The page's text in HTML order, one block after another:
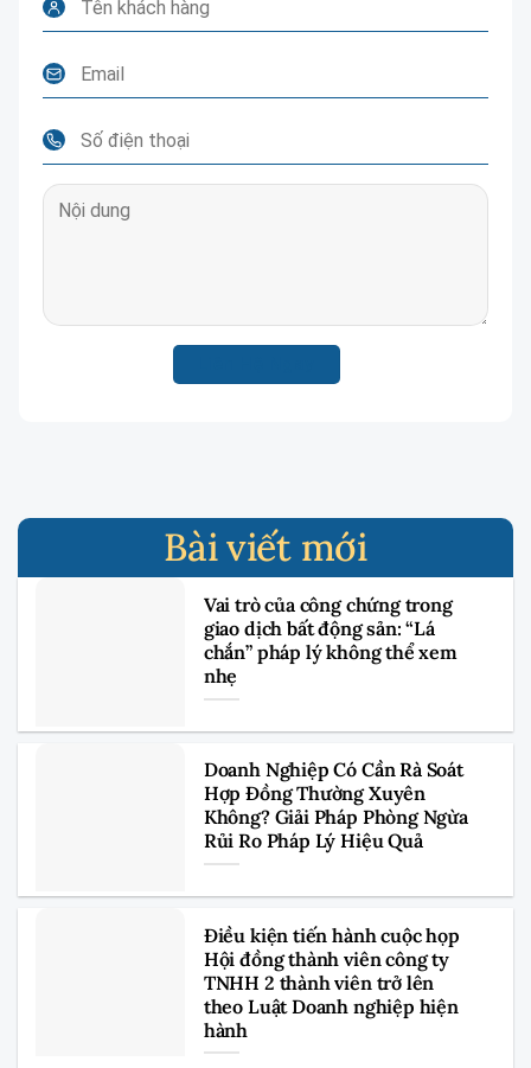
Bài viết mới
Vai trò của công chứng trong
giao dịch bất động sản: “Lá
chắn” pháp lý không thể xem
nhẹ
Doanh Nghiệp Có Cần Rà Soát
Hợp Đồng Thường Xuyên
Không? Giải Pháp Phòng Ngừa
Rủi Ro Pháp Lý Hiệu Quả
Điều kiện tiến hành cuộc họp
Hội đồng thành viên công ty
TNHH 2 thành viên trở lên
theo Luật Doanh nghiệp hiện
hành